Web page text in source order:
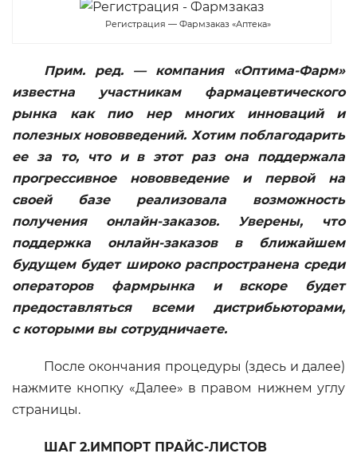
Регистрация — Фармзаказ «Аптека»
Прим. ред. — компания «Оптима-Фарм»
известна участникам фармацевтического
рынка как пио нер многих инноваций и
полезных нововведений. Хотим поблагодарить
ее за то, что и в этот раз она поддержала
прогрессивное нововведение и первой на
своей базе реализовала возможность
получения онлайн-заказов. Уверены, что
поддержка онлайн-заказов в ближайшем
будущем будет широко распространена среди
операторов фармрынка и вскоре будет
предоставляться всеми дистрибьюторами,
с которыми вы сотрудничаете.
После окончания процедуры (здесь и далее)
нажмите кнопку «Далее» в правом нижнем углу
страницы.
ШАГ 2.ИМПОРТ ПРАЙС-ЛИСТОВ